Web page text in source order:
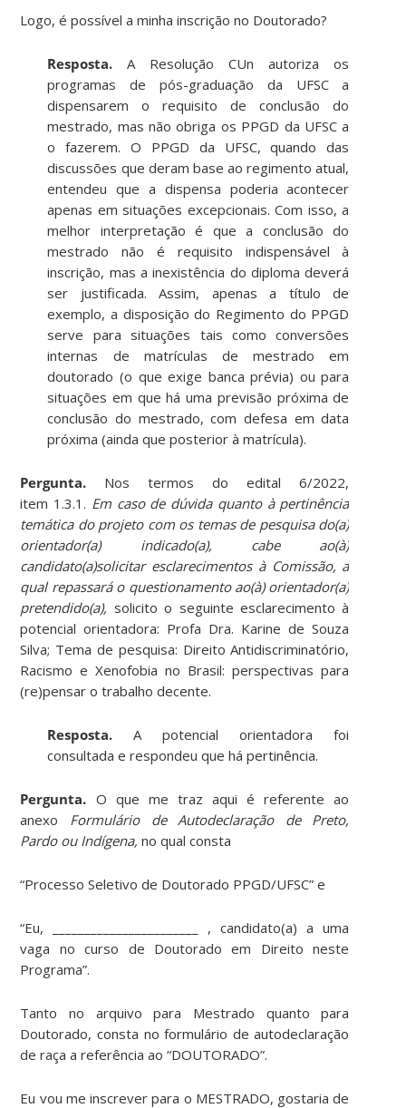
Logo, é possível a minha inscrição no Doutorado?
Resposta.A Resolução CUn autoriza os
programas de pós-graduação da UFSC a
dispensarem o requisito de conclusão do
mestrado, mas não obriga os PPGD da UFSC a
o fazerem. O PPGD da UFSC, quando das
discussões que deram base ao regimento atual,
entendeu que a dispensa poderia acontecer
apenas em situações excepcionais. Com isso, a
melhor interpretação é que a conclusão do
mestrado não é requisito indispensável à
inscrição, mas a inexistência do diploma deverá
ser justificada. Assim, apenas a título de
exemplo, a disposição do Regimento do PPGD
serve para situações tais como conversões
internas de matrículas de mestrado em
doutorado (o que exige banca prévia) ou para
situações em que há uma previsão próxima de
conclusão do mestrado, com defesa em data
próxima (ainda que posterior à matrícula).
Pergunta. Nos termos do edital 6/2022,
item 1.3.1. Em caso de dúvida quanto à pertinência
temática do projeto com os temas de pesquisa do(a)
orientador(a) indicado(a), cabe ao(à)
candidato(a)solicitar esclarecimentos à Comissão, a
qual repassará o questionamento ao(à) orientador(a)
pretendido(a), solicito o seguinte esclarecimento à
potencial orientadora: Profa Dra. Karine de Souza
Silva; Tema de pesquisa: Direito Antidiscriminatório,
Racismo e Xenofobia no Brasil: perspectivas para
(re)pensar o trabalho decente.
Resposta. A potencial orientadora foi
consultada e respondeu que há pertinência.
Pergunta. O que me traz aqui é referente ao
anexo Formulário de Autodeclaração de Preto,
Pardo ou Indígena,no qual consta
“Processo Seletivo de Doutorado PPGD/UFSC” e
“Eu, _______________________ , candidato(a) a uma
vaga no curso de Doutorado em Direito neste
Programa”.
Tanto no arquivo para Mestrado quanto para
Doutorado, consta no formulário de autodeclaração
de raça a referência ao “DOUTORADO”.
Eu vou me inscrever para o MESTRADO, gostaria de